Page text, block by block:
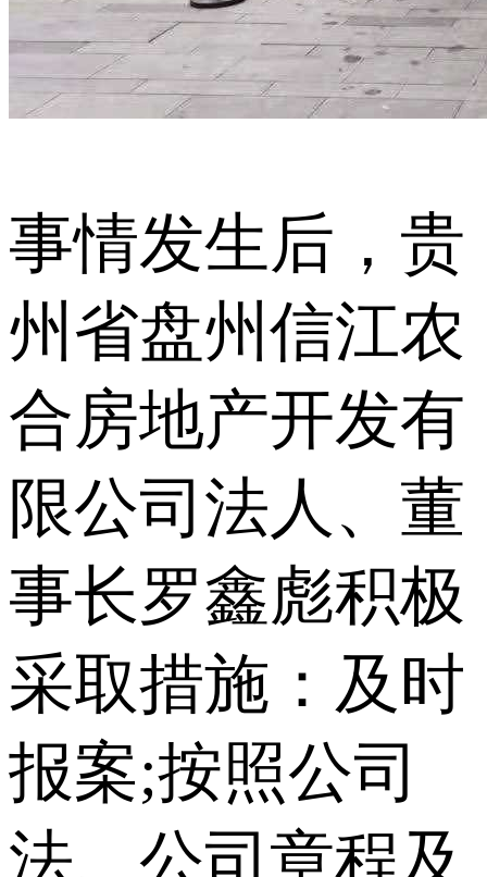
事情发生后，贵
州省盘州信江农
合房地产开发有
限公司法人、董
事长罗鑫彪积极
采取措施：及时
报案;按照公司
法、公司章程及